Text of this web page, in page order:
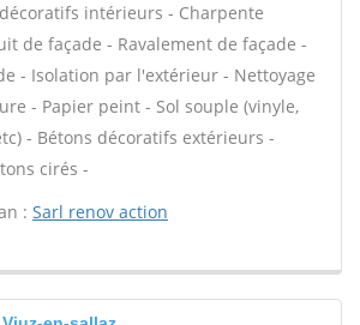
intérieurs - Charpente
de façade - Ravalement de façade -
- Isolation par l'extérieur - Nettoyage
- Papier peint - Sol souple (vinyle,
- Bétons décoratifs extérieurs -
cirés -
: Sarl renov action